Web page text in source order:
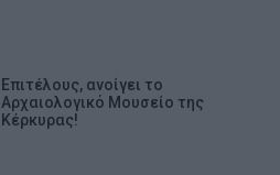
Επιτέλους, ανοίγει το
Αρχαιολογικό Μουσείο της
Κέρκυρας!